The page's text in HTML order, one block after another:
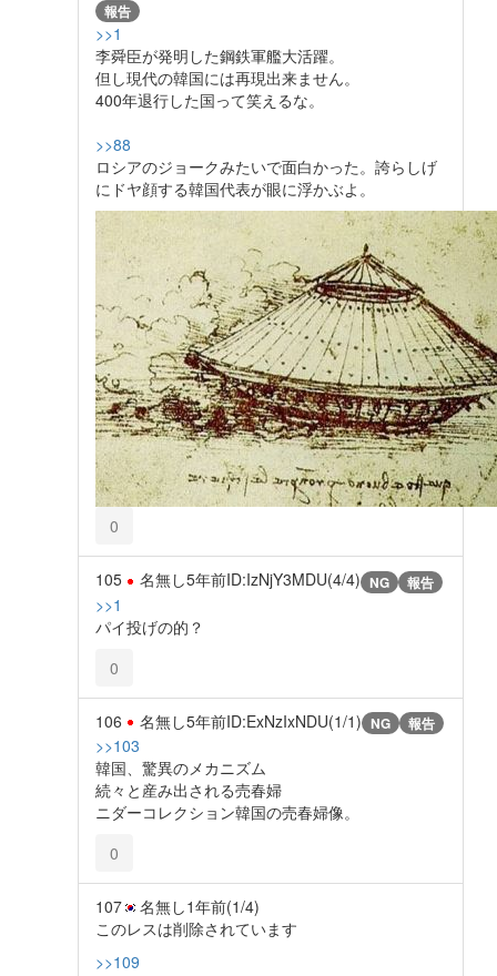
報告
>>1
李舜臣が発明した鋼鉄軍艦大活躍。
但し現代の韓国には再現出来ません。
400年退行した国って笑えるな。
>>88
ロシアのジョークみたいで面白かった。誇らしげ
にドヤ顔する韓国代表が眼に浮かぶよ。
0
105 名無し5年前ID:IzNjY3MDU(4/4) NG 報告
>>1
パイ投げの的？
0
106 名無し5年前ID:ExNzIxNDU(1/1) NG 報告
>>103
韓国、驚異のメカニズム
続々と産み出される売春婦
ニダーコレクション韓国の売春婦像。
0
107 名無し1年前(1/4)
このレスは削除されています
>>109